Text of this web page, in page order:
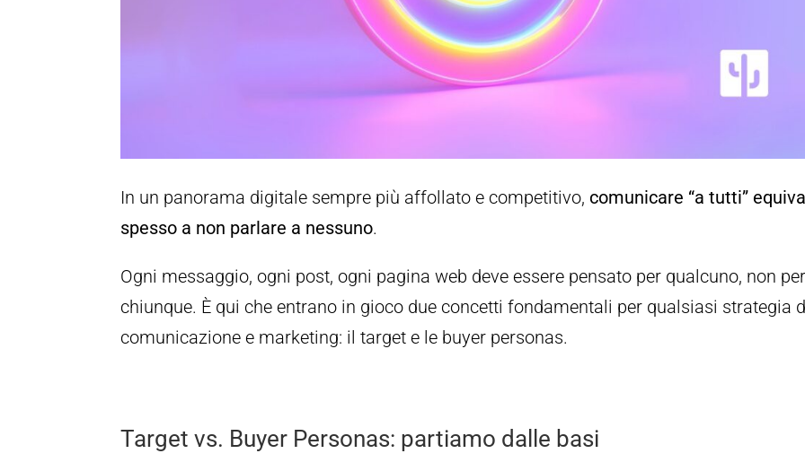
In un panorama digitale sempre più affollato e competitivo, comunicare “a tutti”
spesso a non parlare a nessuno.
Ogni messaggio, ogni post, ogni pagina web deve essere pensato per qualcuno, non per
chiunque. È qui che entrano in gioco due concetti fondamentali per qualsiasi strategia
comunicazione e marketing: il target e le buyer personas.
Target vs. Buyer Personas: partiamo dalle basi